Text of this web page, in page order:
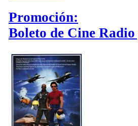
Promoción:
Boleto de Cine